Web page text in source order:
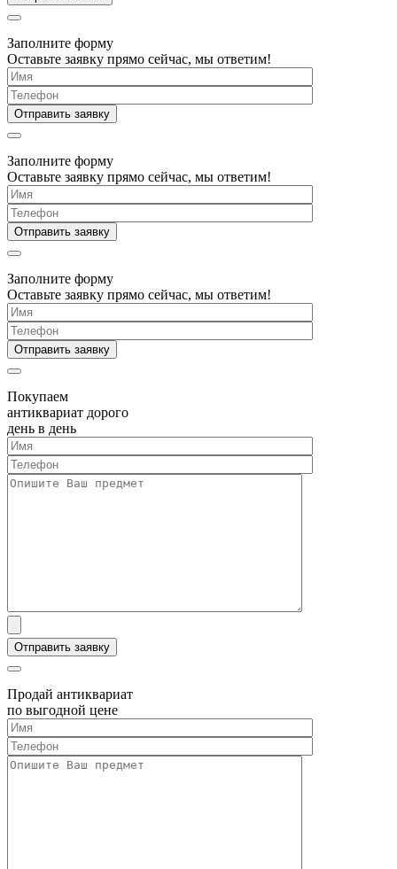
Заполните форму
Оставьте заявку прямо сейчас, мы ответим!
Заполните форму
Оставьте заявку прямо сейчас, мы ответим!
Заполните форму
Оставьте заявку прямо сейчас, мы ответим!
Покупаем
антиквариат дорого
день в день
Продай антиквариат
по выгодной цене